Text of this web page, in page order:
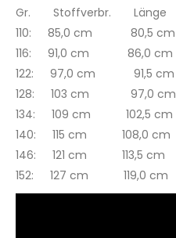
Gr. Stoffverbr. Länge
110: 85,0 cm 80,5 cm
116: 91,0 cm 86,0 cm
122: 97,0 cm 91,5 cm
128: 103 cm 97,0 cm
134: 109 cm 102,5 cm
140: 115 cm 108,0 cm
146: 121 cm 113,5 cm
152: 127 cm 119,0 cm